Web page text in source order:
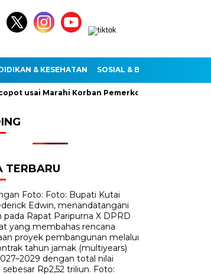
& KESEHATAN SOSIAL & BUDAYA
usai Marahi Korban Pemerkosaan
TERBARU